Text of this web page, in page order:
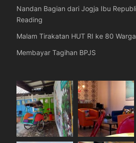
Nandan Bagian dari Jogja Ibu
Reading
Malam Tirakatan HUT RI ke 80
Membayar Tagihan BPJS